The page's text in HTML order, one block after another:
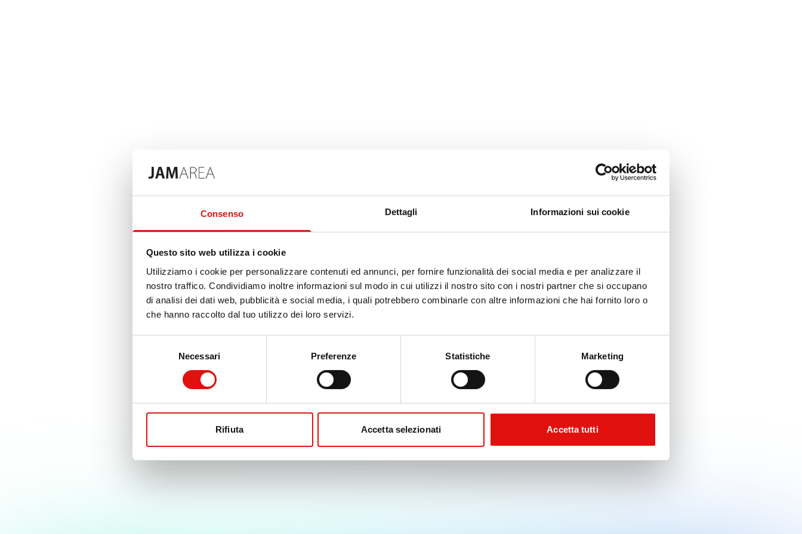
Consenso Dettagli Informazioni sui cookie
Questo sito web utilizza i cookie
Utilizziamo i cookie per personalizzare contenuti ed annunci, per fornire funzionalità dei social media e per analizzare il
nostro traffico. Condividiamo inoltre informazioni sul modo in cui utilizzi il nostro sito con i nostri partner che si occupano
di analisi dei dati web, pubblicità e social media, i quali potrebbero combinarle con altre informazioni che hai fornito loro o
che hanno raccolto dal tuo utilizzo dei loro servizi.
Necessari Preferenze Statistiche Marketing
Rifiuta Accetta selezionati Accetta tutti
500
R.children[0].replaceAll is not a function